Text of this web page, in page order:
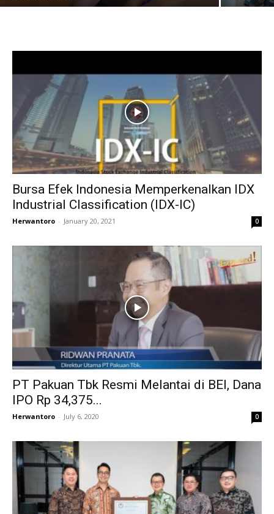
Bursa Efek Indonesia Memperkenalkan IDX
Industrial Classification (IDX-IC)
Herwantoro - January 20, 2021 0
PT Pakuan Tbk Resmi Melantai di BEI, Dana
IPO Rp 34,375...
Herwantoro - July 6, 2020 0